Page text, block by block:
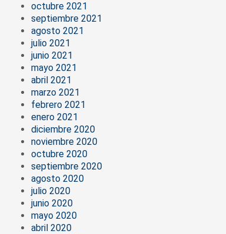
octubre 2021
septiembre 2021
agosto 2021
julio 2021
junio 2021
mayo 2021
abril 2021
marzo 2021
febrero 2021
enero 2021
diciembre 2020
noviembre 2020
octubre 2020
septiembre 2020
agosto 2020
julio 2020
junio 2020
mayo 2020
abril 2020